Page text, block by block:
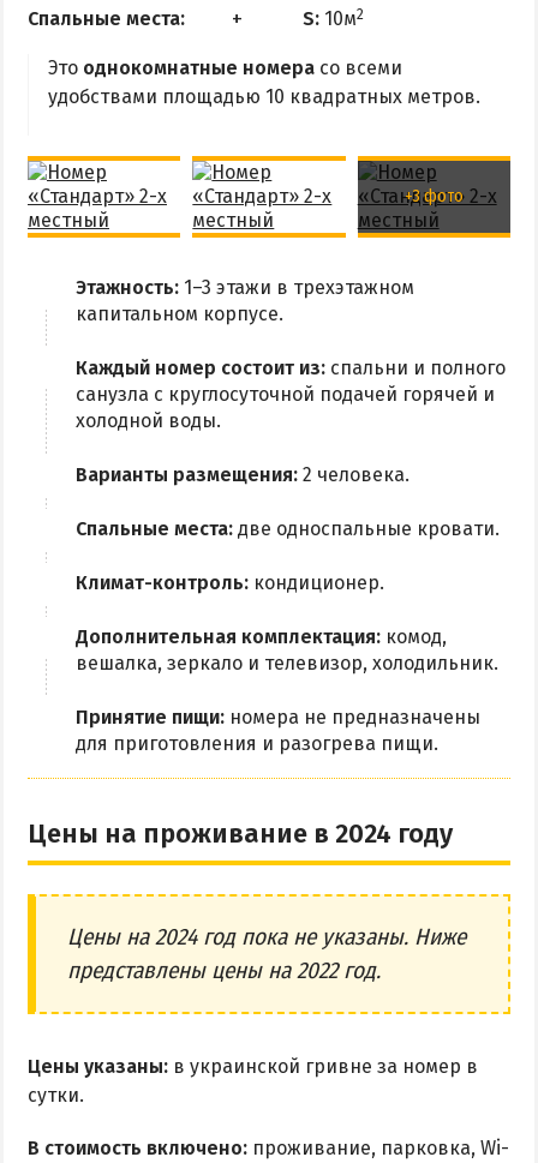
Спальные места: S: 10м2
Это однокомнатные номера со всеми
удобствами площадью 10 квадратных метров.
+3 фото
Этажность: 1–3 этажи в трехэтажном
капитальном корпусе.
Каждый номер состоит из: спальни и полного
санузла с круглосуточной подачей горячей и
холодной воды.
Варианты размещения: 2 человека.
Спальные места: две односпальные кровати.
Климат-контроль: кондиционер.
Дополнительная комплектация: комод,
вешалка, зеркало и телевизор, холодильник.
Принятие пищи: номера не предназначены
для приготовления и разогрева пищи.
Цены на проживание в 2024 году
Цены на 2024 год пока не указаны. Ниже
представлены цены на 2022 год.
Цены указаны: в украинской гривне за номер в
сутки.
В стоимость включено: проживание, парковка, Wi-